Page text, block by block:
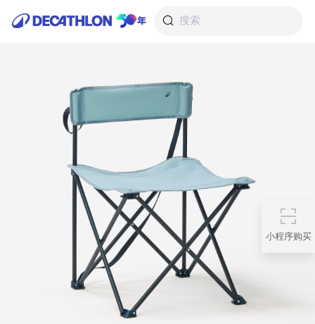
搜索
小程序购买